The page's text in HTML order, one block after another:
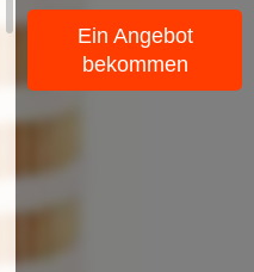
Ein Angebot
bekommen